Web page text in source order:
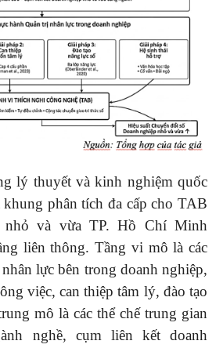
lý thuyết và kinh nghiệm quốc
phân tích đa cấp cho TAB
nhỏ và vừa TP. Hồ Chí Minh
liên thông. Tầng vi mô là các
lực bên trong doanh nghiệp,
việc, can thiệp tâm lý, đào tạo
mô là các thể chế trung gian
nghề, cụm liên kết doanh